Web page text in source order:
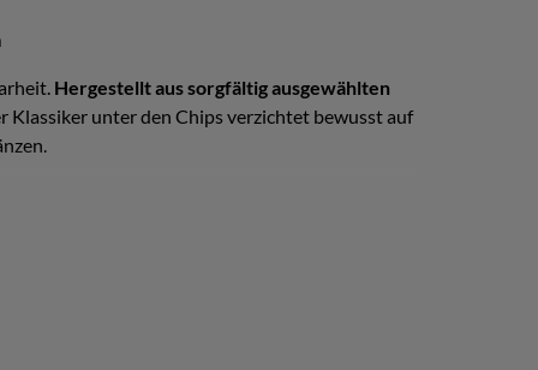
Hergestellt aus sorgfältig ausgewählten
Klassiker unter den Chips verzichtet bewusst auf
durch seine feine Salznote und seine zart-
schätzen - ganz ohne Schnickschnack,
Hummus bis hin zu würzigem Tzatziki.